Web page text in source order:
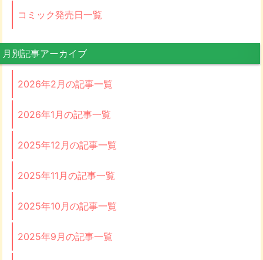
コミック発売日一覧
月別記事アーカイブ
2026年2月の記事一覧
2026年1月の記事一覧
2025年12月の記事一覧
2025年11月の記事一覧
2025年10月の記事一覧
2025年9月の記事一覧